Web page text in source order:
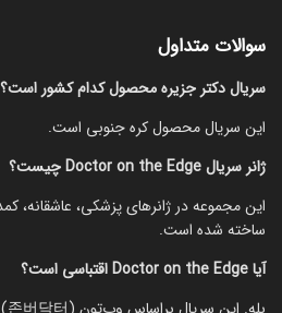
سوالات متداول
سریال دکتر جزیره محصول کدام کشور است؟
این سریال محصول کره جنوبی است.
ژانر سریال Doctor on the Edge چیست؟
ساخته شده است.
آیا Doctor on the Edge اقتباسی است؟